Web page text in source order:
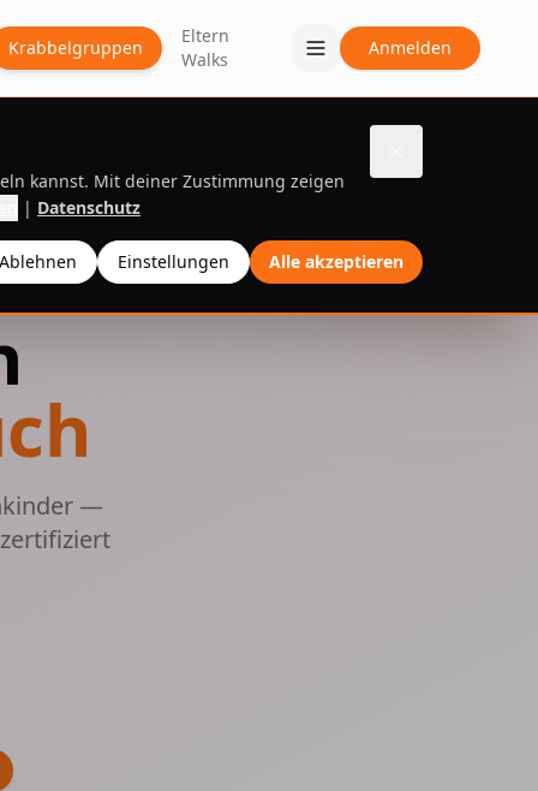
Krabbelgruppen
Eltern
Walks
Anmelden
—
kannst. Mit deiner Zustimmung zeigen
| Datenschutz
Ablehnen Einstellungen Alle akzeptieren